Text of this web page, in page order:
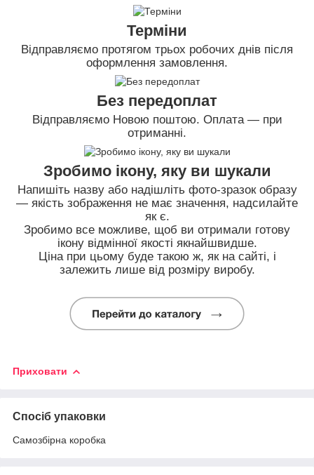
Терміни
Відправляємо протягом трьох робочих днів після
оформлення замовлення.
Без передоплат
Відправляємо Новою поштою. Оплата — при
отриманні.
Зробимо ікону, яку ви шукали
Напишіть назву або надішліть фото-зразок образу
— якість зображення не має значення, надсилайте
як є.
Зробимо все можливе, щоб ви отримали готову
ікону відмінної якості якнайшвидше.
Ціна при цьому буде такою ж, як на сайті, і
залежить лише від розміру виробу.
Приховати
Спосіб упаковки
Самозбірна коробка